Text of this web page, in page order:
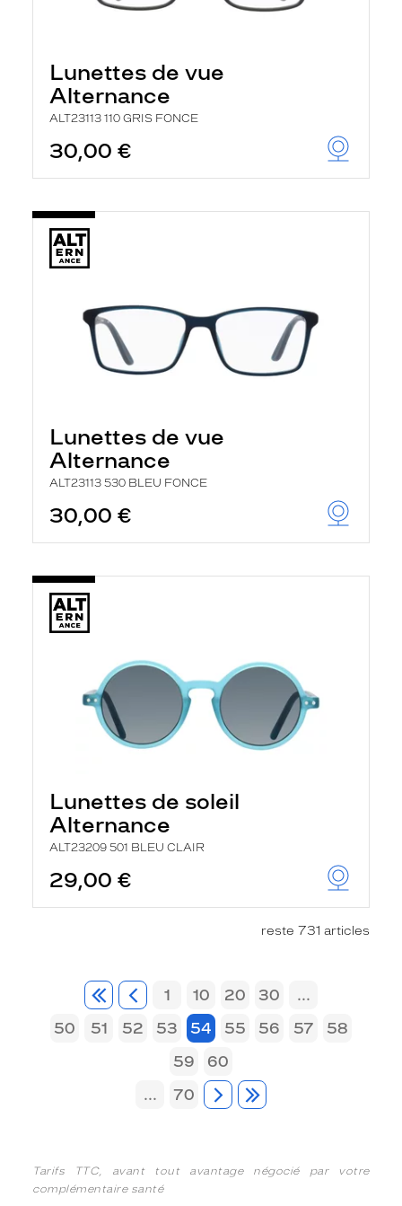
Lunettes de vue
Alternance
ALT23113 110 GRIS FONCE
30,00 €
Lunettes de vue
Alternance
ALT23113 530 BLEU FONCE
30,00 €
Lunettes de soleil
Alternance
ALT23209 501 BLEU CLAIR
29,00 €
reste 731 articles
1 10 20 30
...
50
51 52 53 54 55 56 57
58
59
60
...
70
Tarifs TTC, avant tout avantage négocié par votre
complémentaire santé